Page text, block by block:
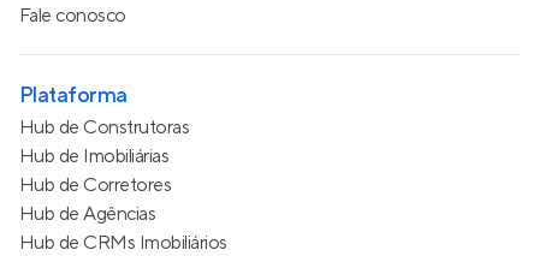
Fale conosco
Plataforma
Hub de Construtoras
Hub de Imobiliárias
Hub de Corretores
Hub de Agências
Hub de CRMs Imobiliários